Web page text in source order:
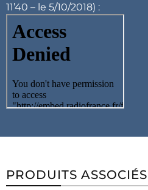
11’40 – le 5/10/2018) :
PRODUITS ASSOCIÉS